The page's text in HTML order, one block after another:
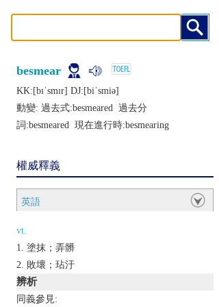
besmear
KK:[bɪˈsmɪr] DJ:[biˈsmiǝ]
動變: 過去式:besmeared 過去分
詞:besmeared 現在進行時:besmearing
權威釋義
英語
vt.
塗抹；弄髒
敗壞；玷汙
辨析
同義參見: